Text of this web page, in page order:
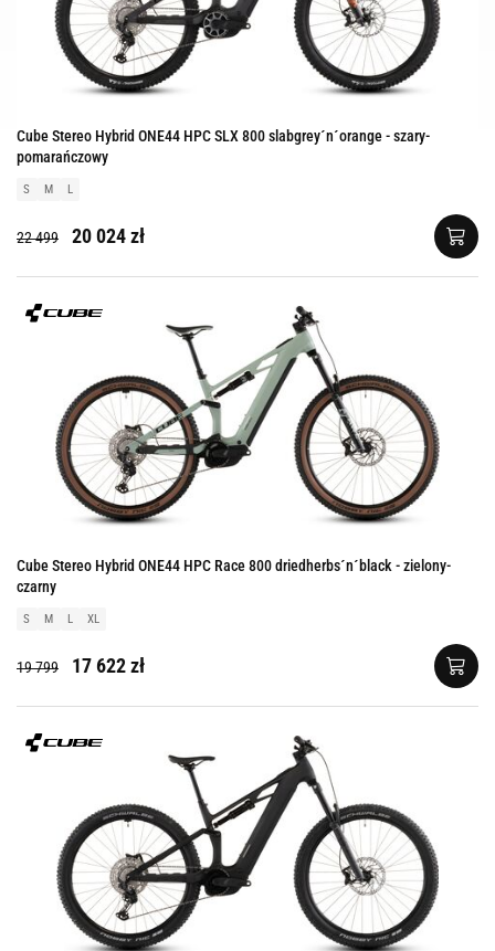
Cube Stereo Hybrid ONE44 HPC SLX 800 slabgrey´n´orange - szary-
pomarańczowy
S M L
22 499 20 024 zł
Cube Stereo Hybrid ONE44 HPC Race 800 driedherbs´n´black - zielony-
czarny
S M L XL
19 799 17 622 zł